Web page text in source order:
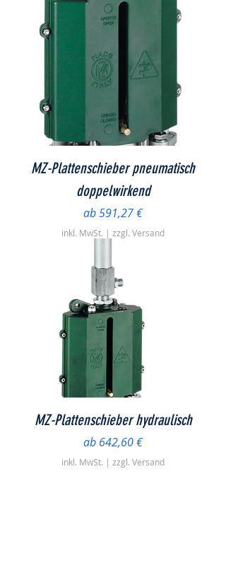
MZ-Plattenschieber pneumatisch
doppelwirkend
ab591,27 €
Sale-Preis
inkl. MwSt. | zzgl. Versand
MZ-Plattenschieber hydraulisch
ab 642,60 €
Sale-Preis
inkl. MwSt. | zzgl. Versand